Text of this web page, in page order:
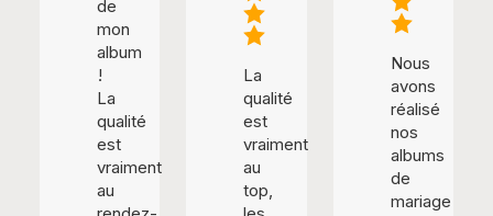
de
mon
album
!
La
qualité
est
vraiment
au
La
qualité
est
vraiment
au
top,
Nous
avons
réalisé
nos
albums
de
mariage